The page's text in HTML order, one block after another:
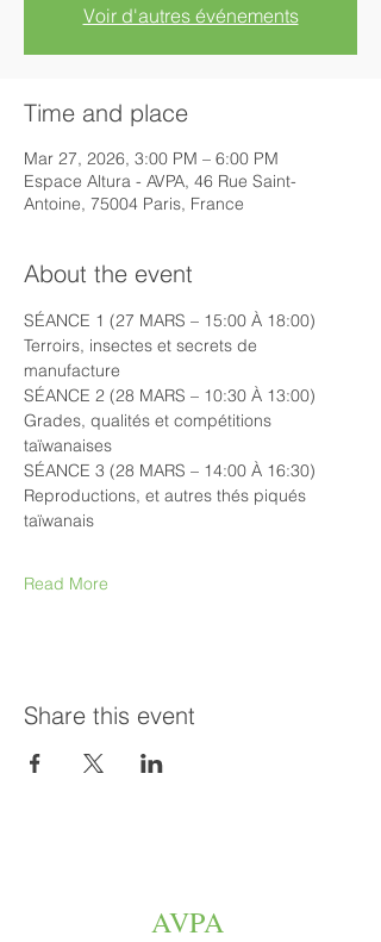
Voir d'autres événements
Time and place
Mar 27, 2026, 3:00 PM – 6:00 PM
Espace Altura - AVPA, 46 Rue Saint-
Antoine, 75004 Paris, France
About the event
SÉANCE 1 (27 MARS – 15:00 À 18:00)
Terroirs, insectes et secrets de
manufacture
SÉANCE 2 (28 MARS – 10:30 À 13:00)
Grades, qualités et compétitions
taïwanaises
SÉANCE 3 (28 MARS – 14:00 À 16:30)
Reproductions, et autres thés piqués
taïwanais
Read More
Share this event
AVPA